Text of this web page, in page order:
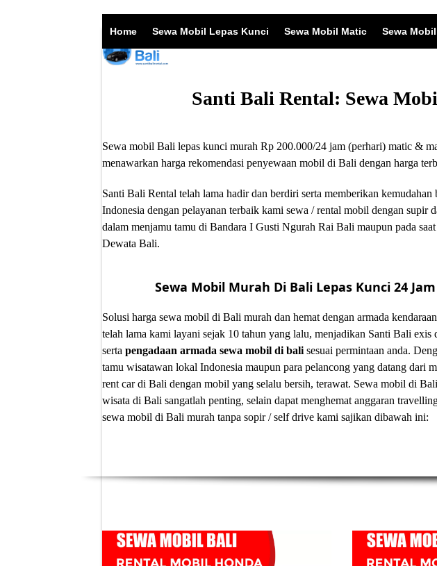
Home Sewa Mobil Lepas Kunci Sewa Mobil Matic Sewa
Santi Bali Rental: Sewa
Sewa mobil Bali lepas kunci murah Rp 200.000/24 jam (perhari) matic &
menawarkan harga rekomendasi penyewaan mobil di Bali dengan harga
Santi Bali Rental telah lama hadir dan berdiri serta memberikan
Indonesia dengan pelayanan terbaik kami sewa / rental mobil dengan
dalam menjamu tamu di Bandara I Gusti Ngurah Rai Bali maupun pada
Dewata Bali.
Sewa Mobil Murah Di Bali Lepas Kunci 24
Solusi harga sewa mobil di Bali murah dan hemat dengan armada
telah lama kami layani sejak 10 tahun yang lalu, menjadikan Santi Bali exis
serta pengadaan armada sewa mobil di bali sesuai permintaan anda.
tamu wisatawan lokal Indonesia maupun para pelancong yang datang dari
rent car di Bali dengan mobil yang selalu bersih, terawat. Sewa mobil di Bali
wisata di Bali sangatlah penting, selain dapat menghemat anggaran
sewa mobil di Bali murah tanpa sopir/ self drive kami sajikan dibawah ini: